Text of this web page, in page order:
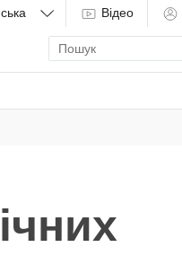
Відео
Enter
search
term